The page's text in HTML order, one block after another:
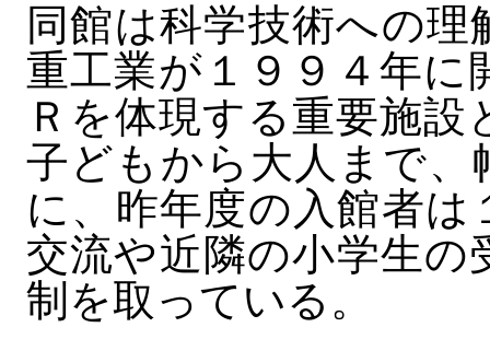
同館は科学技術への
重工業が１９９４年に
Ｒを体現する重要施
子どもから大人まで、
に、昨年度の入館者
交流や近隣の小学生の
制を取っている。